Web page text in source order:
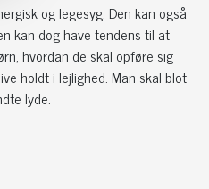
og legesyg. Den kan også
kan dog have tendens til at
hvordan de skal opføre sig
holdt i lejlighed. Man skal blot
lyde.